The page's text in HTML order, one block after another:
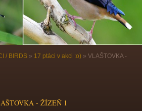
/ BIRDS » 17 ptáci v akci :o) » VLAŠTOVKA -
- ŽÍZEŇ 1